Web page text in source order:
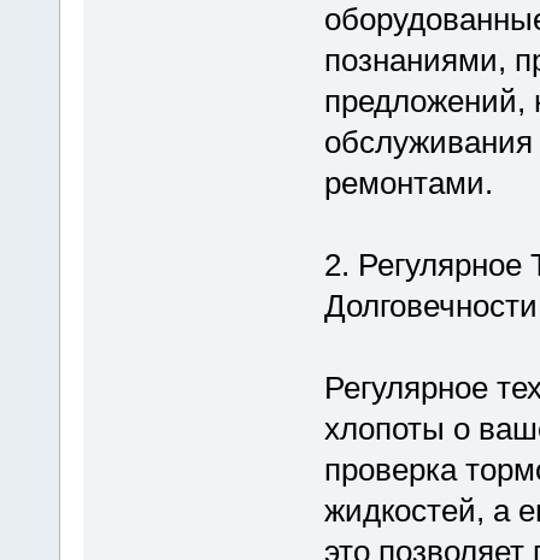
познаниями,
предложений,
ремонтами.
2. Регулярное
Долговечности
Регулярное
хлопоты о
проверка
жидкостей, а
это позволяет